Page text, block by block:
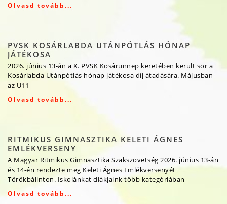
Olvasd tovább...
PVSK KOSÁRLABDA UTÁNPÓTLÁS HÓNAP
JÁTÉKOSA
2026. június 13-án a X. PVSK Kosárünnep keretében került sor a
Kosárlabda Utánpótlás hónap játékosa díj átadására. Májusban
az U11
Olvasd tovább...
RITMIKUS GIMNASZTIKA KELETI ÁGNES
EMLÉKVERSENY
A Magyar Ritmikus Gimnasztika Szakszövetség 2026. június 13-án
és 14-én rendezte meg Keleti Ágnes Emlékversenyét
Törökbálinton. Iskolánkat diákjaink több kategóriában
Olvasd tovább...